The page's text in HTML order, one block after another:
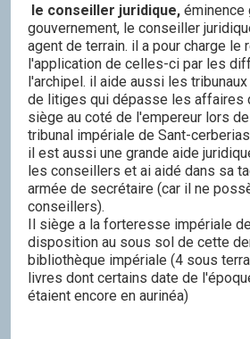
le conseiller juridique, éminence
gouvernement, le conseiller
agent de terrain. il a pour charge
l'application de celles-ci par les
l'archipel. il aide aussi les
de litiges qui dépasse les affaires
siège au coté de l'empereur lors
tribunal impériale de Sant-
il est aussi une grande aide
les conseillers et ai aidé dans sa
armée de secrétaire (car il ne
conseillers).
Il siège a la forteresse impériale
disposition au sous sol de cette
bibliothèque impériale (4 sous
livres dont certains date de
étaient encore en aurinéa)